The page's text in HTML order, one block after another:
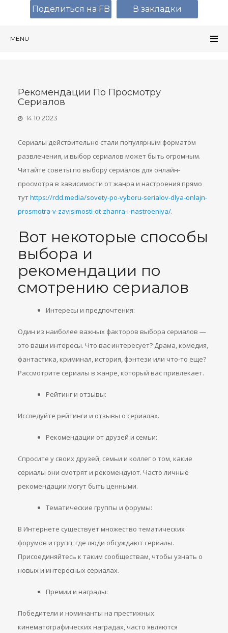
MENU
Рекомендации По Просмотру
Сериалов
14.10.2023
Сериалы действительно стали популярным форматом
развлечения, и выбор сериалов может быть огромным.
Читайте советы по выбору сериалов для онлайн-
просмотра в зависимости от жанра и настроения прямо
тутhttps://rdd.media/sovety-po-vyboru-serialov-dlya-onlajn-
prosmotra-v-zavisimosti-ot-zhanra-i-nastroeniya/.
Вот некоторые способы
выбора и
рекомендации по
смотрению сериалов
Интересы и предпочтения:
Один из наиболее важных факторов выбора сериалов —
это ваши интересы. Что вас интересует? Драма, комедия,
фантастика, криминал, история, фэнтези или что-то еще?
Рассмотрите сериалы в жанре, который вас привлекает.
Рейтинг и отзывы:
Исследуйте рейтинги и отзывы о сериалах.
Рекомендации от друзей и семьи:
Спросите у своих друзей, семьи и коллег о том, какие
сериалы они смотрят и рекомендуют. Часто личные
рекомендации могут быть ценными.
Тематические группы и форумы:
В Интернете существует множество тематических
форумов и групп, где люди обсуждают сериалы.
Присоединяйтесь к таким сообществам, чтобы узнать о
новых и интересных сериалах.
Премии и награды:
Победители и номинанты на престижных
кинематографических наградах, часто являются
Поделиться на FB В закладки